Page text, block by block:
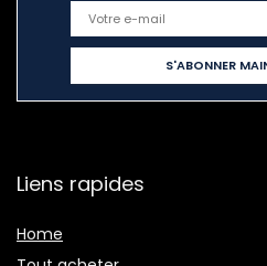
Liens rapides
Home